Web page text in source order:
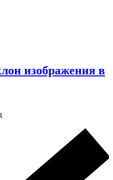
изображения в